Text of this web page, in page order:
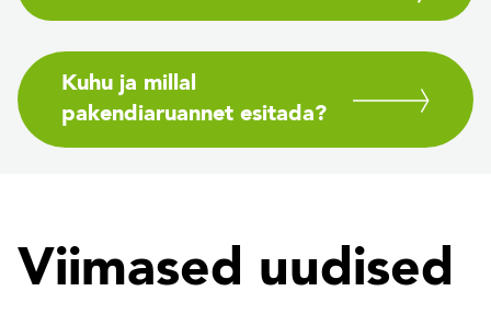
Kuhu ja millal
pakendiaruannet esitada?
Viimased uudised